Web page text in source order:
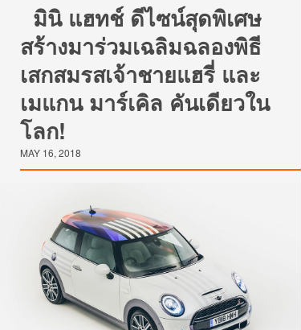
มินิ แฮทช์ ดีไซน์สุดพิเศษ
สร้างมาร่วมเฉลิมฉลองพิธี
เสกสมรสเจ้าชายแฮรี่ และ
เมแกน มาร์เคิล คันเดียวใน
โลก!
MAY 16, 2018